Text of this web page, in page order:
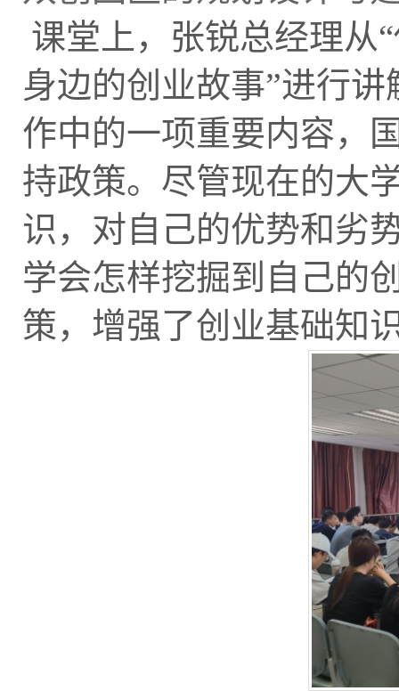
课堂上，张锐总经理从
身边的创业故事”进行讲
作中的一项重要内容，
持政策。尽管现在的大
识，对自己的优势和劣
学会怎样挖掘到自己的
策，增强了创业基础知